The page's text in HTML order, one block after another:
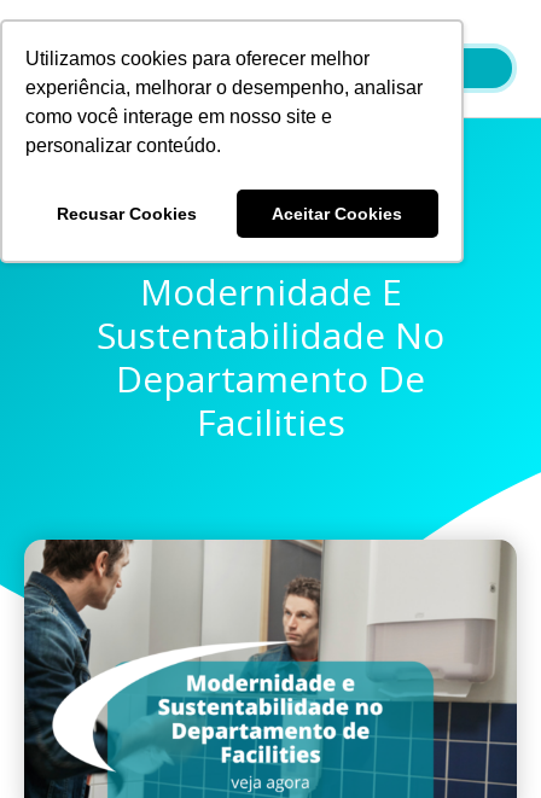
Utilizamos cookies para oferecer melhor
experiência, melhorar o desempenho, analisar
como você interage em nosso site e
personalizar conteúdo.
Recusar Cookies Aceitar Cookies
conteúdo
Pensando À Frente:
Modernidade E
Sustentabilidade No
Departamento De
Facilities